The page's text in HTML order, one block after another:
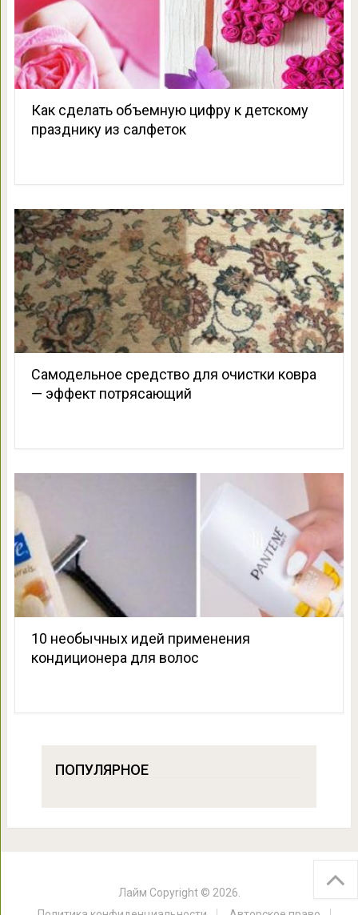
Как сделать объемную цифру к детскому
празднику из салфеток
Самодельное средство для очистки ковра
— эффект потрясающий
10 необычных идей применения
кондиционера для волос
ПОПУЛЯРНОЕ
Лайм Copyright © 2026.